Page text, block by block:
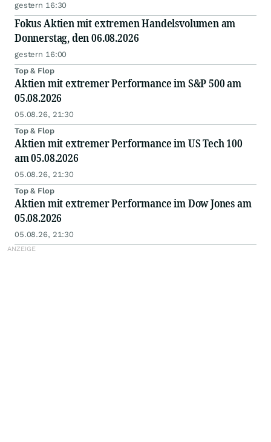
gestern 16:30
Fokus Aktien mit extremen Handelsvolumen am
Donnerstag, den 06.08.2026
gestern 16:00
Top & Flop
Aktien mit extremer Performance im S&P 500 am
05.08.2026
05.08.26, 21:30
Top & Flop
Aktien mit extremer Performance im US Tech 100
am 05.08.2026
05.08.26, 21:30
Top & Flop
Aktien mit extremer Performance im Dow Jones am
05.08.2026
05.08.26, 21:30